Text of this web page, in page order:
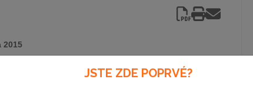
2015
věcí ze dne 7. dubna 2015 o výši průměrné hrubé roční
JSTE ZDE POPRVÉ?